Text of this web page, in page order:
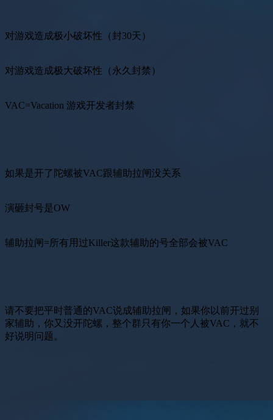
对游戏造成极小破坏性（封30天）
对游戏造成极大破坏性（永久封禁）
VAC=Vacation 游戏开发者封禁
如果是开了陀螺被VAC跟辅助拉闸没关系
演砸封号是OW
辅助拉闸=所有用过Killer这款辅助的号全部会被VAC
请不要把平时普通的VAC说成辅助拉闸，如果你以前开过别
家辅助，你又没开陀螺，整个群只有你一个人被VAC，就不
好说明问题。